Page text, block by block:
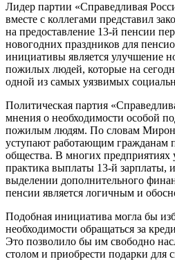
Лидер партии «Справедливая
вместе с коллегами представил
на предоставление 13-й пенсии
новогодних праздников для
инициативы является улучшение
пожилых людей, которые на
одной из самых уязвимых
Политическая партия
мнения о необходимости особой
пожилым людям. По словам
уступают работающим гражданам
общества. В многих предприятиях
практика выплаты 13-й зарплаты,
выделении дополнительного
пенсии является логичным и
Подобная инициатива могла бы
необходимости обращаться за
Это позволило бы им свободно
столом и приобрести подарки для